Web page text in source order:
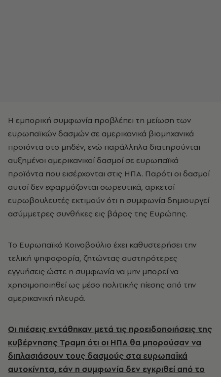
Η εμπορική συμφωνία προβλέπει τη μείωση των
ευρωπαϊκών δασμών σε αμερικανικά βιομηχανικά
προϊόντα στο μηδέν, ενώ παράλληλα διατηρούνται
αυξημένοι αμερικανικοί δασμοί σε ευρωπαϊκά
προϊόντα που εισέρχονται στις ΗΠΑ. Παρότι οι δασμοί
αυτοί δεν εφαρμόζονται σωρευτικά, αρκετοί
ευρωβουλευτές εκτιμούν ότι η συμφωνία δημιουργεί
ασύμμετρες συνθήκες εις βάρος της Ευρώπης.
Το Ευρωπαϊκό Κοινοβούλιο έχει καθυστερήσει την
τελική ψηφοφορία, ζητώντας αυστηρότερες
εγγυήσεις ώστε η συμφωνία να μην μπορεί να
χρησιμοποιηθεί ως μέσο πολιτικής πίεσης από την
αμερικανική πλευρά.
Οι πιέσεις εντάθηκαν μετά τις προειδοποιήσεις της
κυβέρνησης Τραμπ ότι οι ΗΠΑ θα μπορούσαν να
διπλασιάσουν τους δασμούς στα ευρωπαϊκά
αυτοκίνητα, εάν η συμφωνία δεν εγκριθεί από το